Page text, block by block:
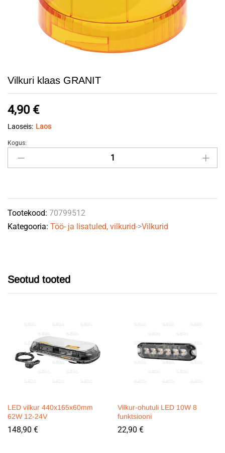
Vilkuri klaas GRANIT
4,90 €
Laoseis: Laos
Vilkuri
klaas
Kogus:
Tootekood: 70799512
Kategooria: Töö- ja lisatuled, vilkurid->Vilkurid
Seotud tooted
LED vilkur 440x165x60mm
62W 12-24V
148,90 €
Vilkur-ohutuli LED 10W 8
funktsiooni
22,90 €